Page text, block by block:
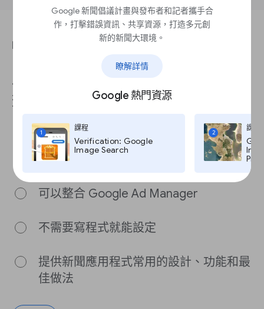
Google 新聞倡議計畫與發布者和記者攜手合
作，打擊錯誤資訊、共享資源，打造多元創
新的新聞大環境。
瞭解詳情
Google 熱門資源
1
課程
Verification: Google
Image Search
2
課程
Pro,
回答這個問題即可完成課程。
以下有關 Flutter 新聞工具包的敘
述何者錯誤？
可以透過單一程式碼部署至 iOS 和
Android 平台
可以整合 Google Ad Manager
不需要寫程式就能設定
提供新聞應用程式常用的設計、功能和最
佳做法